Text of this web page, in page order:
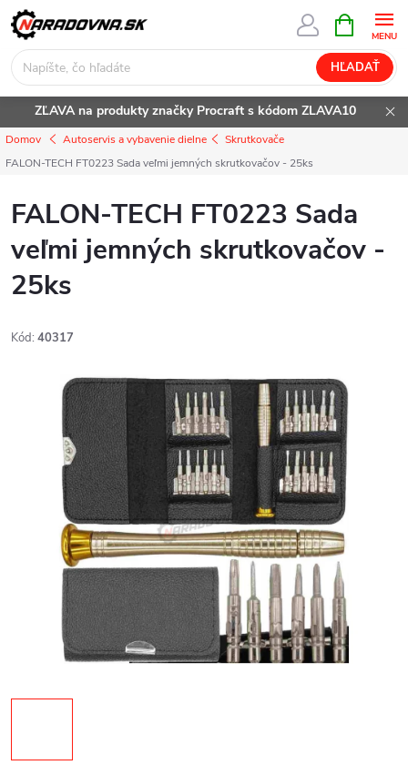
Prejsť
na
obsah
HĽADAŤ
KOŠÍK
ZĽAVA na produkty značky Procraft s kódom ZLAVA10
Domov Autoservis a vybavenie dielne
Skrutkovače
FALON-TECH FT0223 Sada veľmi jemných skrutkovačov - 25ks
FALON-TECH FT0223 Sada
veľmi jemných skrutkovačov -
25ks
Kód: 40317